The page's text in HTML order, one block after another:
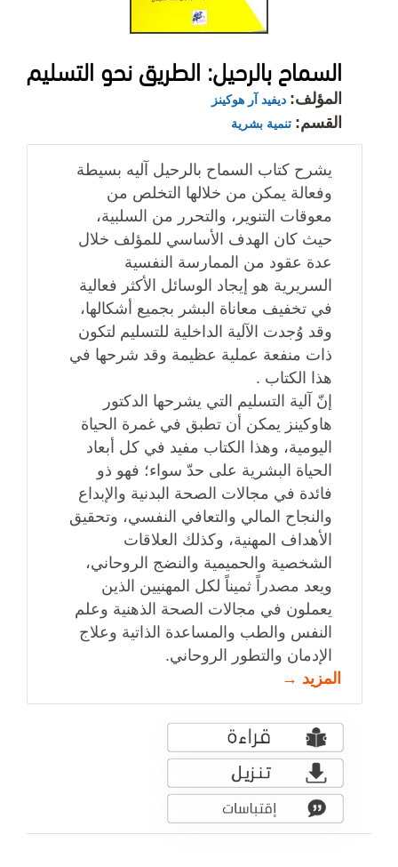
السماح بالرحيل: الطريق نحو التسليم
المؤلف: ديفيد آر هوكينز
القسم: تنمية بشرية
يشرح كتاب السماح بالرحيل آليه بسيطة
وفعالة يمكن من خلالها التخلص من
معوقات التنوير، والتحرر من السلبية،
حيث كان الهدف الأساسي للمؤلف خلال
عدة عقود من الممارسة النفسية
السريرية هو إيجاد الوسائل الأكثر فعالية
في تخفيف معاناة البشر بجميع أشكالها،
وقد وُجدت الآلية الداخلية للتسليم لتكون
ذات منفعة عملية عظيمة وقد شرحها في
هذا الكتاب .
إنّ آلية التسليم التي يشرحها الدكتور
هاوكينز يمكن أن تطبق في غمرة الحياة
اليومية، وهذا الكتاب مفيد في كل أبعاد
الحياة البشرية على حدّ سواء؛ فهو ذو
فائدة في مجالات الصحة البدنية والإبداع
والنجاح المالي والتعافي النفسي، وتحقيق
الأهداف المهنية، وكذلك العلاقات
الشخصية والحميمية والنضج الروحاني،
ويعد مصدراً ثميناً لكل المهنيين الذين
يعملون في مجالات الصحة الذهنية وعلم
النفس والطب والمساعدة الذاتية وعلاج
الإدمان والتطور الروحاني.
المزيد →